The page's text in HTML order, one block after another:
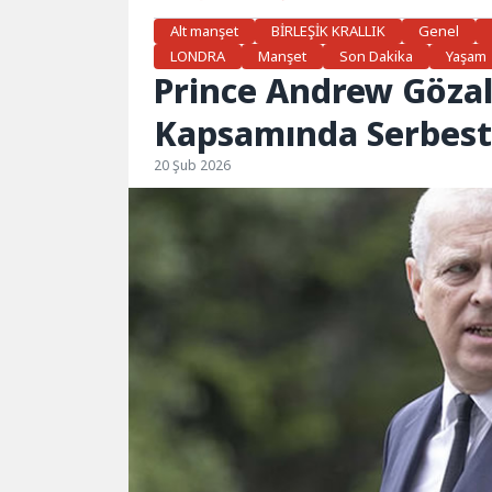
Alt manşet
BİRLEŞİK KRALLIK Genel
LONDRA
Manşet Son Dakika Yaşam
Prince Andrew
Kapsamında Serbest
20 Şub 2026